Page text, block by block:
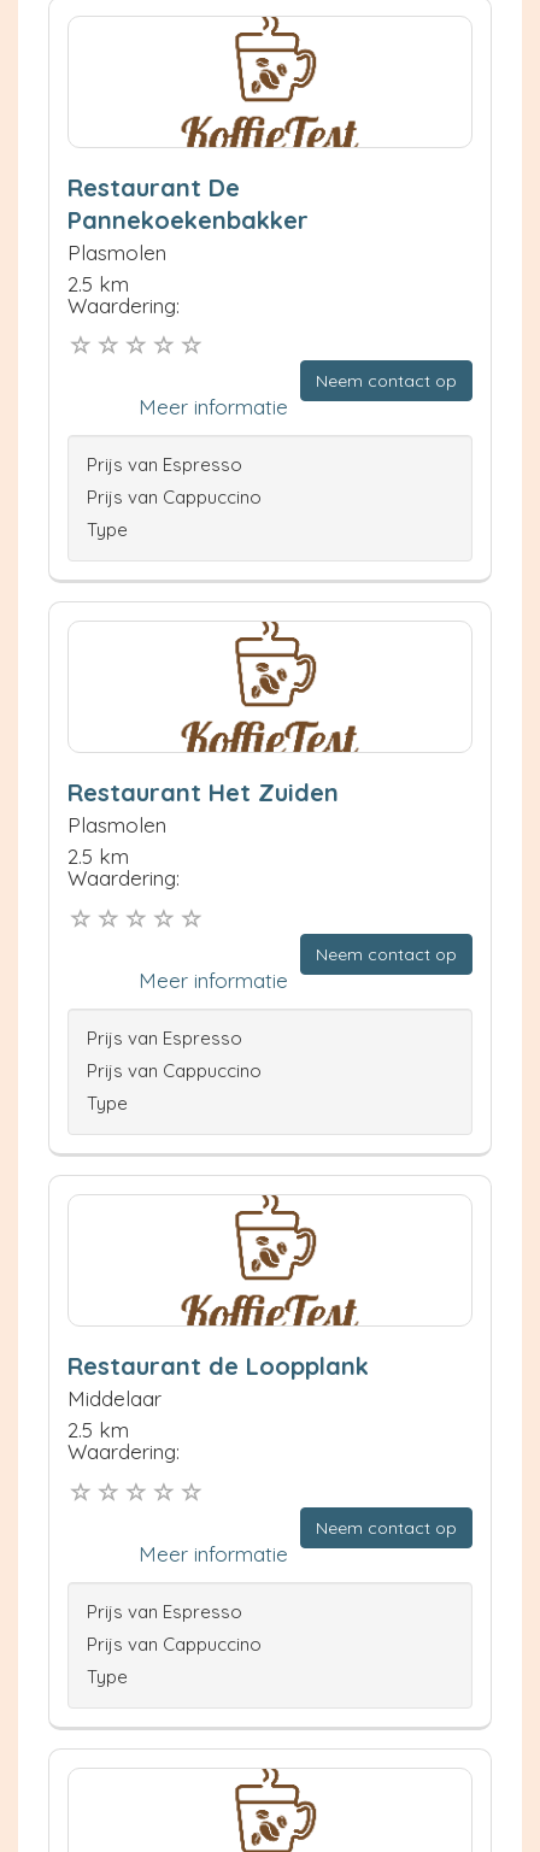
Restaurant De
Pannekoekenbakker
Plasmolen
2.5 km
Waardering:
Neem contact op
Meer informatie
Prijs van Espresso
Prijs van Cappuccino
Type
Restaurant Het Zuiden
Plasmolen
2.5 km
Waardering:
Neem contact op
Meer informatie
Prijs van Espresso
Prijs van Cappuccino
Type
Restaurant de Loopplank
Middelaar
2.5 km
Waardering:
Neem contact op
Meer informatie
Prijs van Espresso
Prijs van Cappuccino
Type